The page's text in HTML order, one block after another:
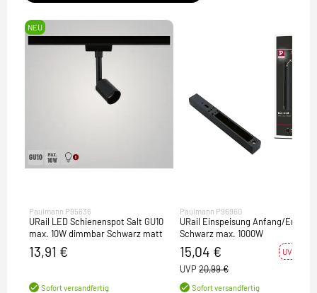
NEU
Paulmann P95636
URail LED Schienenspot Salt GU10
max. 10W dimmbar Schwarz matt
13,91 €
Sofort versandfertig
Paulmann P96960
URail Einspeisung Anfang/Ende
Schwarz max. 1000W
15,04 € UVP -28%
UVP 20,99 €
Sofort versandfertig